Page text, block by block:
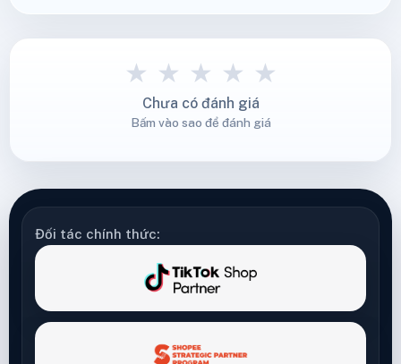
★ ★ ★ ★ ★
Chưa có đánh giá
Bấm vào sao để đánh giá
Đối tác chính thức: